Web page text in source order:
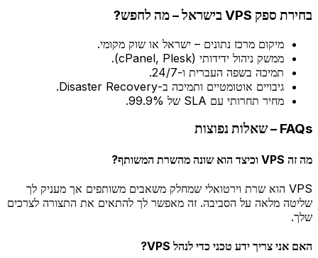
בחירת ספק VPS בישראל – מה לחפש?
מיקום מרכז נתונים – ישראל או שוק מקומי.
ממשק ניהול ידידותי (cPanel, Plesk).
תמיכה בשפה העברית ו-24/7.
גיבויים אוטומטיים ותמיכה ב-Disaster Recovery.
מחיר תחרותי עם SLA של 99.9%.
FAQs – שאלות נפוצות
מה זה VPS וכיצד הוא שונה מהשרת המשותף?
VPS הוא שרת וירטואלי שמחלק משאבים משותפים אך מעניק לך
שליטה מלאה על הסביבה. זה מאפשר לך להתאים את התצורה לצרכים
שלך.
האם אני צריך ידע טכני כדי לנהל VPS?